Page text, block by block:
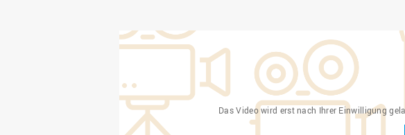
Das Video wird erst nach Ihrer Einwilligung